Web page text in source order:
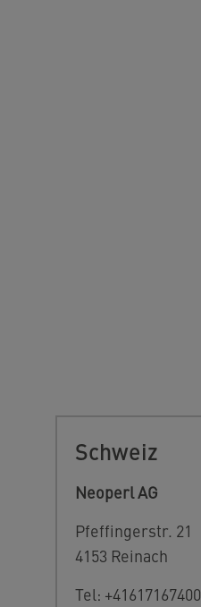
Schweiz
Neoperl AG
Pfeffingerstr. 21
4153 Reinach
Tel: +41617167400